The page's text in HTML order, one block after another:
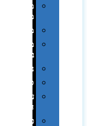
מחזיקי
מפתחות
משחקים
מתנה
בפחית
נסיעות
ספורט
על
השולחן…
פינוק